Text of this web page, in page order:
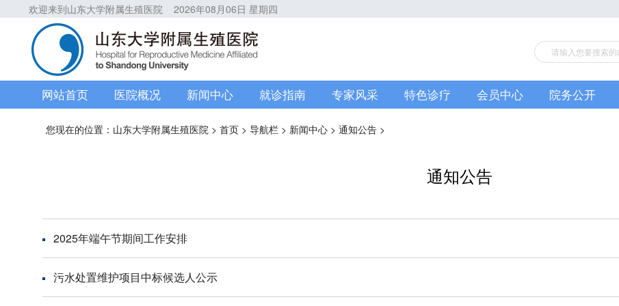
欢迎来到山东大学附属生殖医院 2026年08月06日 星期四
网站首页 医院概况 新闻中心 就诊指南 专家风采 特色诊疗 会员中心 院务公开
您现在的位置： 山东大学附属生殖医院 > 首页 > 导航栏 > 新闻中心 > 通知公告 >
通知公告
2025年端午节期间工作安排
污水处置维护项目中标候选人公示